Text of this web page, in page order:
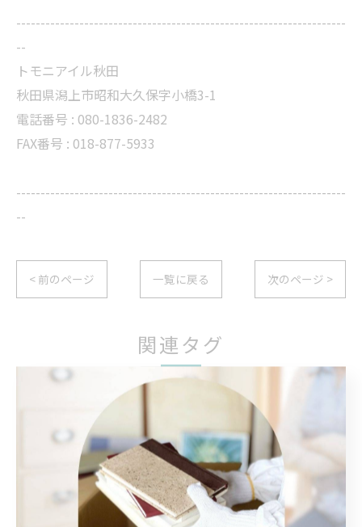
--------------------------------------------------------------------
--
トモニアイル秋田
秋田県潟上市昭和大久保字小橋3-1
電話番号 : 080-1836-2482
FAX番号 : 018-877-5933
--------------------------------------------------------------------
--
< 前のページ 一覧に戻る 次のページ >
関連タグ
#秋田 #ビフォーアフター
カテゴリー Categories